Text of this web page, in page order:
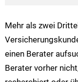
Mehr als zwei
einen Berater
Berater vorher